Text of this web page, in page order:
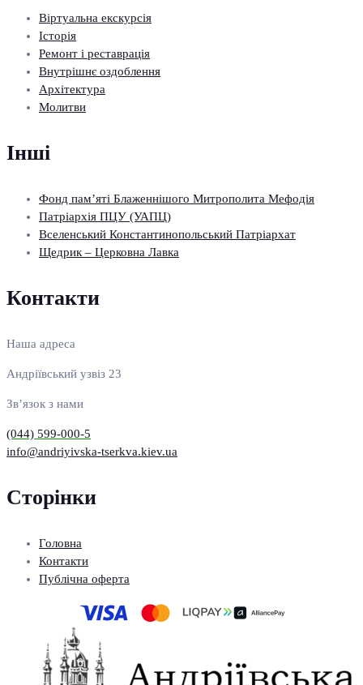
Віртуальна екскурсія
Історія
Ремонт і реставрація
Внутрішнє оздоблення
Архітектура
Молитви
Інші
Фонд пам’яті Блаженнішого Митрополита Мефодія
Патріархія ПЦУ (УАПЦ)
Вселенський Константинопольський Патріархат
Щедрик – Церковна Лавка
Контакти
Наша адреса
Андріївський узвіз 23
Зв’язок з нами
(044) 599-000-5
info@andriyivska-tserkva.kiev.ua
Сторінки
Головна
Контакти
Публічна оферта